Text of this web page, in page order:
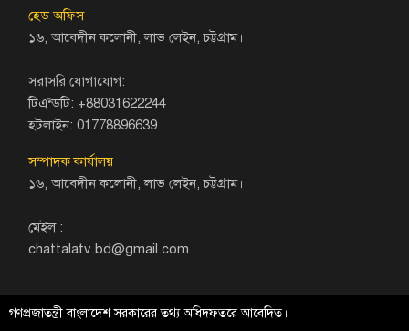
হেড অফিস
১৬, আবেদীন কলোনী, লাভ লেইন, চট্টগ্রাম।
সরাসরি যোগাযোগ:
টিএন্ডটি: +88031622244
হটলাইন: 01778896639
সম্পাদক কার্যালয়
১৬, আবেদীন কলোনী, লাভ লেইন, চট্টগ্রাম।
মেইল :
chattalatv.bd@gmail.com
গণপ্রজাতন্ত্রী বাংলাদেশ সরকারের তথ্য অধিদফতরে আবেদিত।